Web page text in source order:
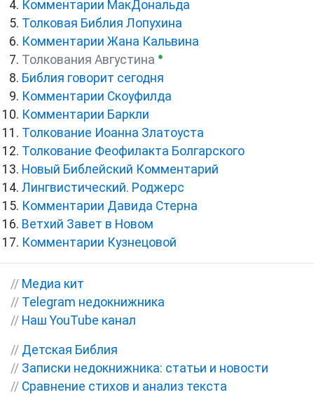
Комментарии МакДональда
Толковая Библия Лопухина
Комментарии Жана Кальвина
Толкования Августина ●
Библия говорит сегодня
Комментарии Скоуфилда
Комментарии Баркли
Толкование Иоанна Златоуста
Толкование Феофилакта Болгарского
Новый Библейский Комментарий
Лингвистический. Роджерс
Комментарии Давида Стерна
Ветхий Завет в Новом
Комментарии Кузнецовой
// Медиа кит
// Telegram недокнижника
// Наш YouTube канал
// Детская Библия
// Записки недокнижника: статьи и новости
// Сравнение стихов и анализ текста